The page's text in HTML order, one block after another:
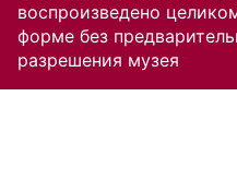
воспроизведено
форме без
разрешения музея